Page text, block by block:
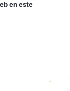
en este